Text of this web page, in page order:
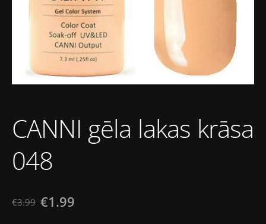
CANNI gēla lakas krāsa
048
€3.99 €1.99